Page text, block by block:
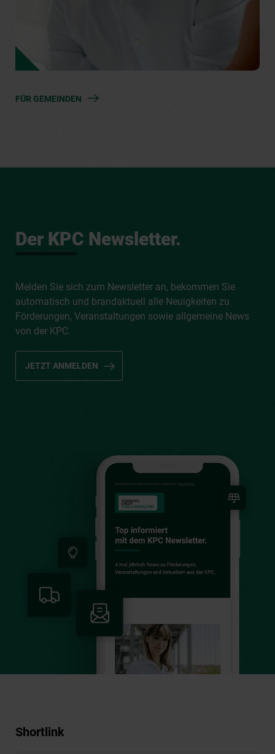
FÜR GEMEINDEN
Der KPC Newsletter.
Melden Sie sich zum Newsletter an, bekommen Sie
automatisch und brandaktuell alle Neuigkeiten zu
Förderungen, Veranstaltungen sowie allgemeine News
von der KPC.
JETZT ANMELDEN
Shortlink